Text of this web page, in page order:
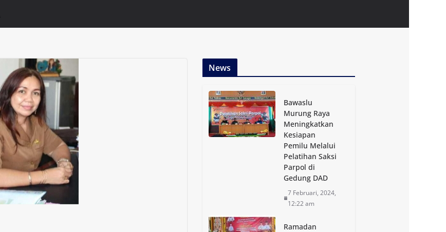
News
Bawaslu
Murung Raya
Meningkatkan
Kesiapan
Pemilu Melalui
Pelatihan Saksi
Parpol di
Gedung DAD
7 Februari, 2024,
12:22 am
Ramadan